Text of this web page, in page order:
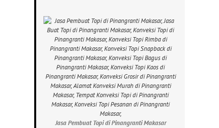
Jasa Pembuat Topi di Pinangranti Makasar